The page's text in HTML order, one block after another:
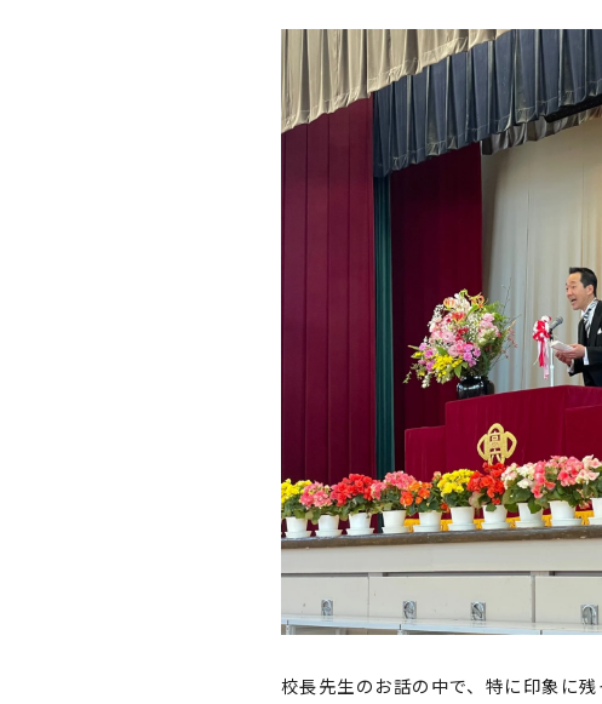
校長先生のお話の中で、特に印象に残